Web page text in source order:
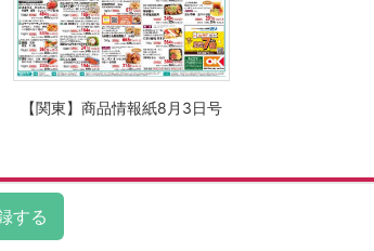
【関東】商品情報紙8月3日号